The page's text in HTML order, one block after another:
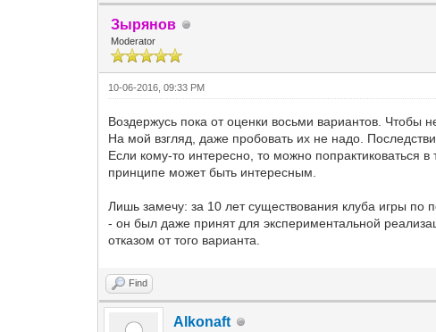
Зырянов
Moderator
10-06-2016, 09:33 PM
Воздержусь пока от оценки восьми вариантов. Чтобы
На мой взгляд, даже пробовать их не надо.
Если кому-то интересно, то можно попрактиковаться
принципе может быть интересным.
Лишь замечу: за 10 лет существования клуба игры
- он был даже принят для экспериментальной
отказом от того варианта.
Find
Alkonaft